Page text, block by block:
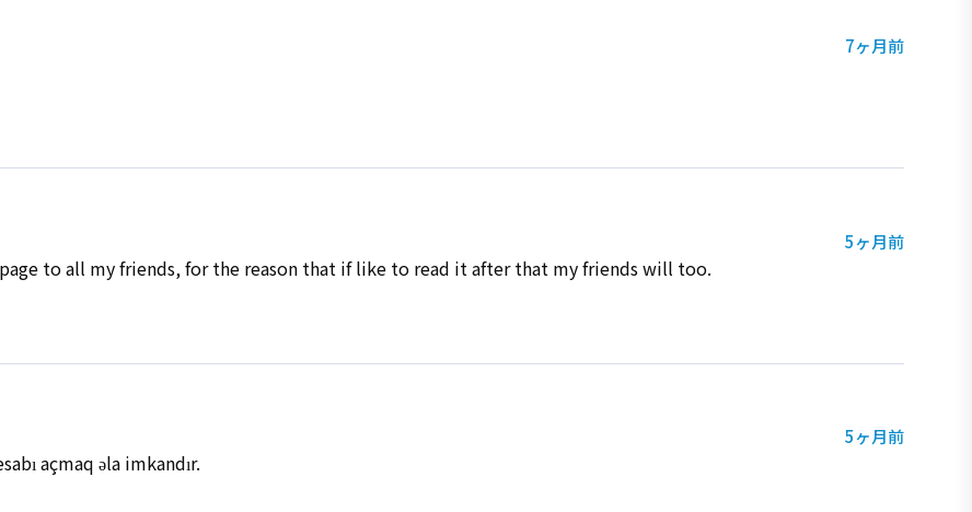
7ヶ月前
to all my friends, for the reason that if like to read it after that my friends will too.
5ヶ月前
açmaq əla imkandır.
5ヶ月前